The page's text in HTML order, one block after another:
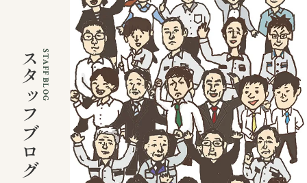
スタッフブログ